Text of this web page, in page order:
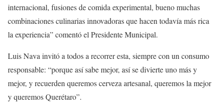
internacional, fusiones de comida experimental, bueno muchas
combinaciones culinarias innovadoras que hacen todavía más rica
la experiencia” comentó el Presidente Municipal.
Luis Nava invitó a todos a recorrer esta, siempre con un consumo
responsable: “porque así sabe mejor, así se divierte uno más y
mejor, y recuerden queremos cerveza artesanal, queremos la mejor
y queremos Querétaro”.